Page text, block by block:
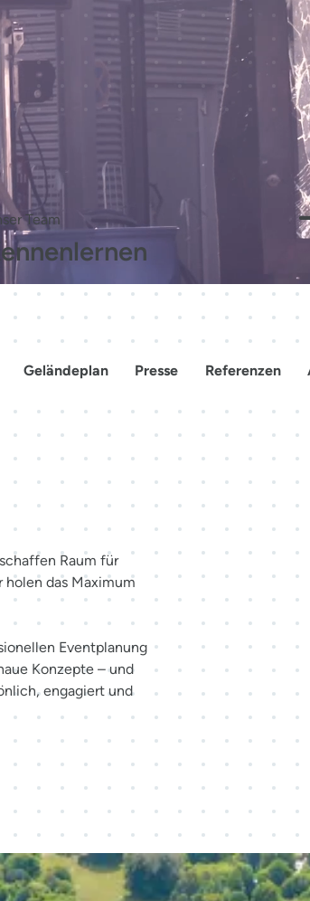
Veranstalten
Team
Geländeplan Presse Referenzen
Raum für
holen das Maximum
Eventplanung
Konzepte – und
engagiert und